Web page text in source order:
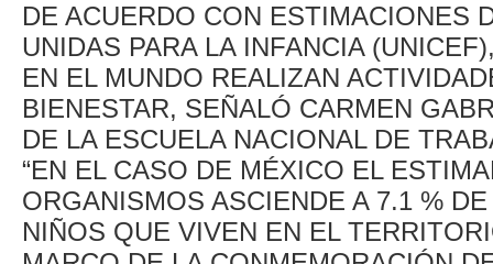
DE ACUERDO CON ESTIMACIONES
UNIDAS PARA LA INFANCIA
EN EL MUNDO REALIZAN
BIENESTAR, SEÑALÓ CARMEN
DE LA ESCUELA NACIONAL DE
“EN EL CASO DE MÉXICO EL
ORGANISMOS ASCIENDE A 7.1 %
NIÑOS QUE VIVEN EN EL